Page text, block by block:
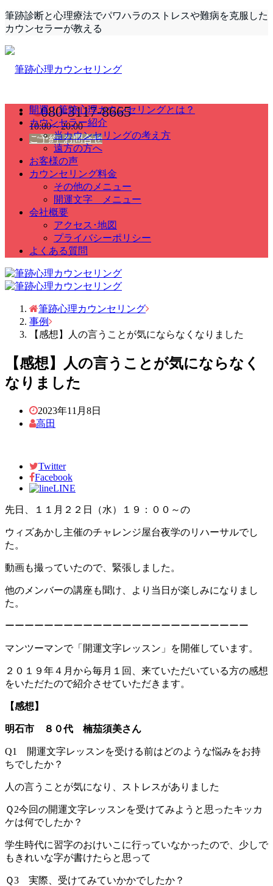
筆跡診断と心理療法でパワハラのストレスや難病を克服した
カウンセラーが教える
080-3117-8665
10:00～20:00
ご予約･お問合せ
開運！筆跡心理カウンセリングとは？
カウンセラー紹介
当カウンセリングの考え方
遠方の方へ
お客様の声
カウンセリング料金
その他のメニュー
開運文字 メニュー
会社概要
アクセス･地図
プライバシーポリシー
よくある質問
筆跡心理カウンセリング
事例
【感想】人の言うことが気にならなくなりました
【感想】人の言うことが気にならなく
なりました
2023年11月8日
高田
Twitter
Facebook
LINE
先日、１１月２２日（水）１９：００～の
ウィズあかし主催のチャレンジ屋台夜学のリハーサルでし
た。
動画も撮っていたので、緊張しました。
他のメンバーの講座も聞け、より当日が楽しみになりまし
た。
ーーーーーーーーーーーーーーーーーーーーーーーーー
マンツーマンで「開運文字レッスン」を開催しています。
２０１９年４月から毎月１回、来ていただいている方の感想
をいただたので紹介させていただきます。
【感想】
明石市 ８０代 楠茄須美さん
Q1 開運文字レッスンを受ける前はどのような悩みをお持
ちでしたか？
人の言うことが気になり、ストレスがありました
Ｑ2今回の開運文字レッスンを受けてみようと思ったキッカ
ケは何でしたか？
学生時代に習字のおけいこに行っていなかったので、少しで
もきれいな字が書けたらと思って
Ｑ3 実際、受けてみていかかでしたか？